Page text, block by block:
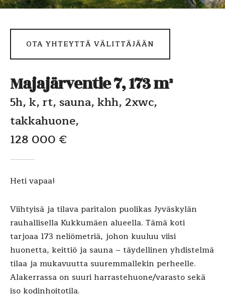
OTA YHTEYTTÄ VÄLITTÄJÄÄN
Majajärventie 7, 173 m²
5h, k, rt, sauna, khh, 2xwc,
takkahuone,
128 000 €
Heti vapaa!
Viihtyisä ja tilava paritalon puolikas Jyväskylän
rauhallisella Kukkumäen alueella. Tämä koti
tarjoaa 173 neliömetriä, johon kuuluu viisi
huonetta, keittiö ja sauna – täydellinen yhdistelmä
tilaa ja mukavuutta suuremmallekin perheelle.
Alakerrassa on suuri harrastehuone/varasto sekä
iso kodinhoitotila.